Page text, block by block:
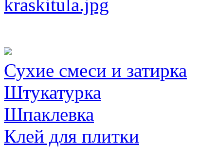
Сухие смеси и затирка
Штукатурка
Шпаклевка
Клей для плитки